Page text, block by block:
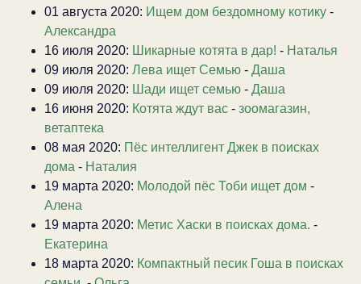
01 августа 2020: Ищем дом бездомному котику -
Александра
16 июля 2020: Шикарные котята в дар! - Наталья
09 июля 2020: Лева ищет Семью - Даша
09 июля 2020: Шади ищет семью - Даша
16 июня 2020: Котята ждут вас - зоомагазин,
ветаптека
08 мая 2020: Пёс интеллигент Джек в поисках
дома - Наталия
19 марта 2020: Молодой пёс Тоби ищет дом -
Алена
19 марта 2020: Метис Хаски в поисках дома. -
Екатерина
18 марта 2020: Компактный песик Гоша в поисках